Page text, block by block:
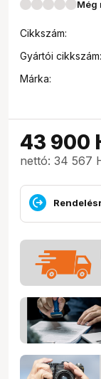
Még
Cikkszám:
Gyártói cikkszám:
Márka:
43 900
nettó: 34 567